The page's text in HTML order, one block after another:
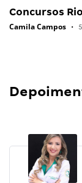
Concursos
Camila Campos •